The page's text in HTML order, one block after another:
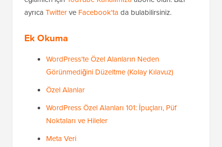
ayrıca Twitterve Facebook'ta da bulabilirsiniz.
Ek Okuma
WordPress'te Özel Alanların Neden
Görünmediğini Düzeltme (Kolay Kılavuz)
Özel Alanlar
WordPress Özel Alanları 101: İpuçları, Püf
Noktaları ve Hileler
Meta Veri